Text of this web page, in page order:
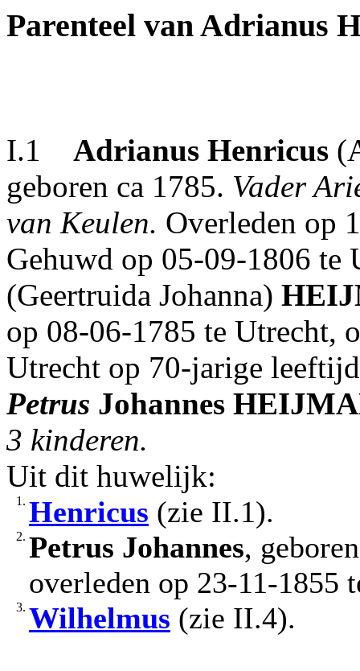
Parenteel van Adrianus
I.1 Adrianus Henricus
geboren ca 1785. Vader
van Keulen. Overleden op
Gehuwd op 05-09-1806 te
(Geertruida Johanna)
op 08-06-1785 te Utrecht,
Utrecht op 70-jarige
Petrus Johannes
3 kinderen.
Uit dit huwelijk:
1. Henricus (zie II.1).
2. Petrus Johannes,
overleden op 23-11-
3. Wilhelmus (zie II.4).